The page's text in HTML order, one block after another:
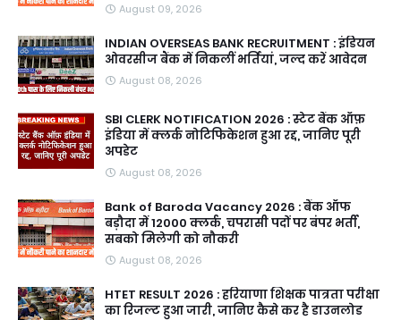
August 09, 2026
INDIAN OVERSEAS BANK RECRUITMENT : इंडियन
ओवरसीज बैंक में निकलीं भर्तियां, जल्द करें आवेदन
August 08, 2026
SBI CLERK NOTIFICATION 2026 : स्टेट बैंक ऑफ़
इंडिया में क्लर्क नोटिफिकेशन हुआ रद्द, जानिए पूरी
अपडेट
August 08, 2026
Bank of Baroda Vacancy 2026 : बैंक ऑफ
बड़ौदा में 12000 क्लर्क, चपरासी पदों पर बंपर भर्ती,
सबको मिलेगी को नौकरी
August 08, 2026
HTET RESULT 2026 : हरियाणा शिक्षक पात्रता परीक्षा
का रिजल्ट हुआ जारी, जानिए कैसे कर है डाउनलोड